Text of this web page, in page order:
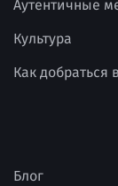
Аутентичные
Культура
Как добраться
Блог